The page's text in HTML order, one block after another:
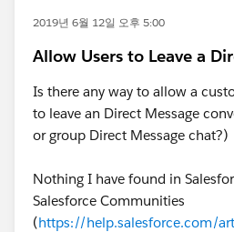
2019년 6월 12일 오후 5:00
Allow Users to Leave a
Is there any way to allow a
to leave an Direct Message
or group Direct Message chat?)
Nothing I have found in
Salesforce Communities
(https://help.salesforce.com/